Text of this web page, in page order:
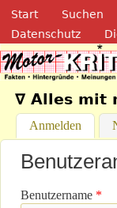
Navigation
Start Suchen
Datenschutz
∇ Alles mit
Anmelden
Benutzername *